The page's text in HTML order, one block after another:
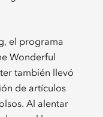
el programa
Wonderful
también llevó
de artículos
Al alentar